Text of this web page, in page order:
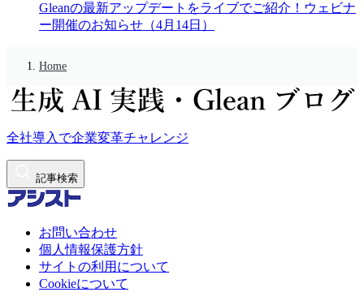
Gleanの最新アップデートをライブでご紹介！ウェビナ
ー開催のお知らせ（4月14日）
Home
全社導入で企業変革チャレンジ
記事検索
お問い合わせ
個人情報保護方針
サイトの利用について
Cookieについて